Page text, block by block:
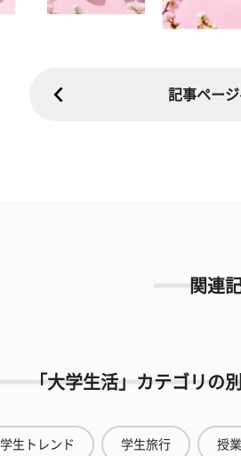
記事ペー
関連
「大学生活」カテゴリの
学生トレンド 学生旅行 授